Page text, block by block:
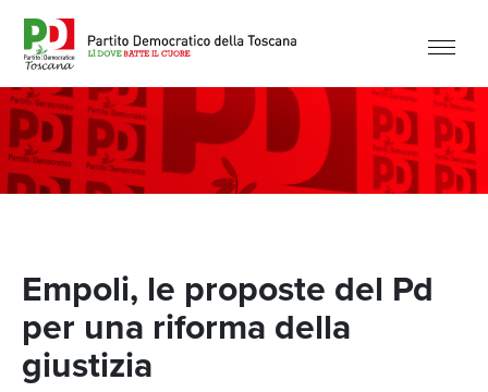
Empoli, le proposte del Pd
per una riforma della
giustizia